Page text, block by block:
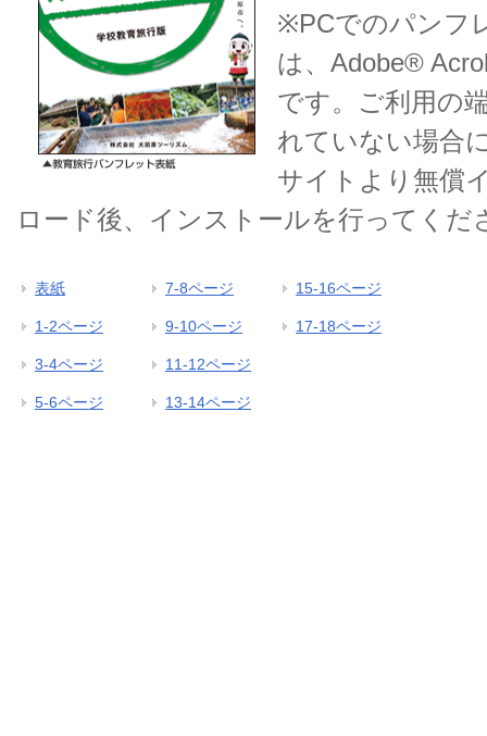
※PCでのパンフ
は、Adobe®
です。ご利用の
れていない場合
サイトより無償
ロード後、インストールを行ってくだ
表紙
1-2ページ
3-4ページ
5-6ページ
7-8ページ
9-10ページ
11-12ページ
13-14ページ
15-16ページ
17-18ページ